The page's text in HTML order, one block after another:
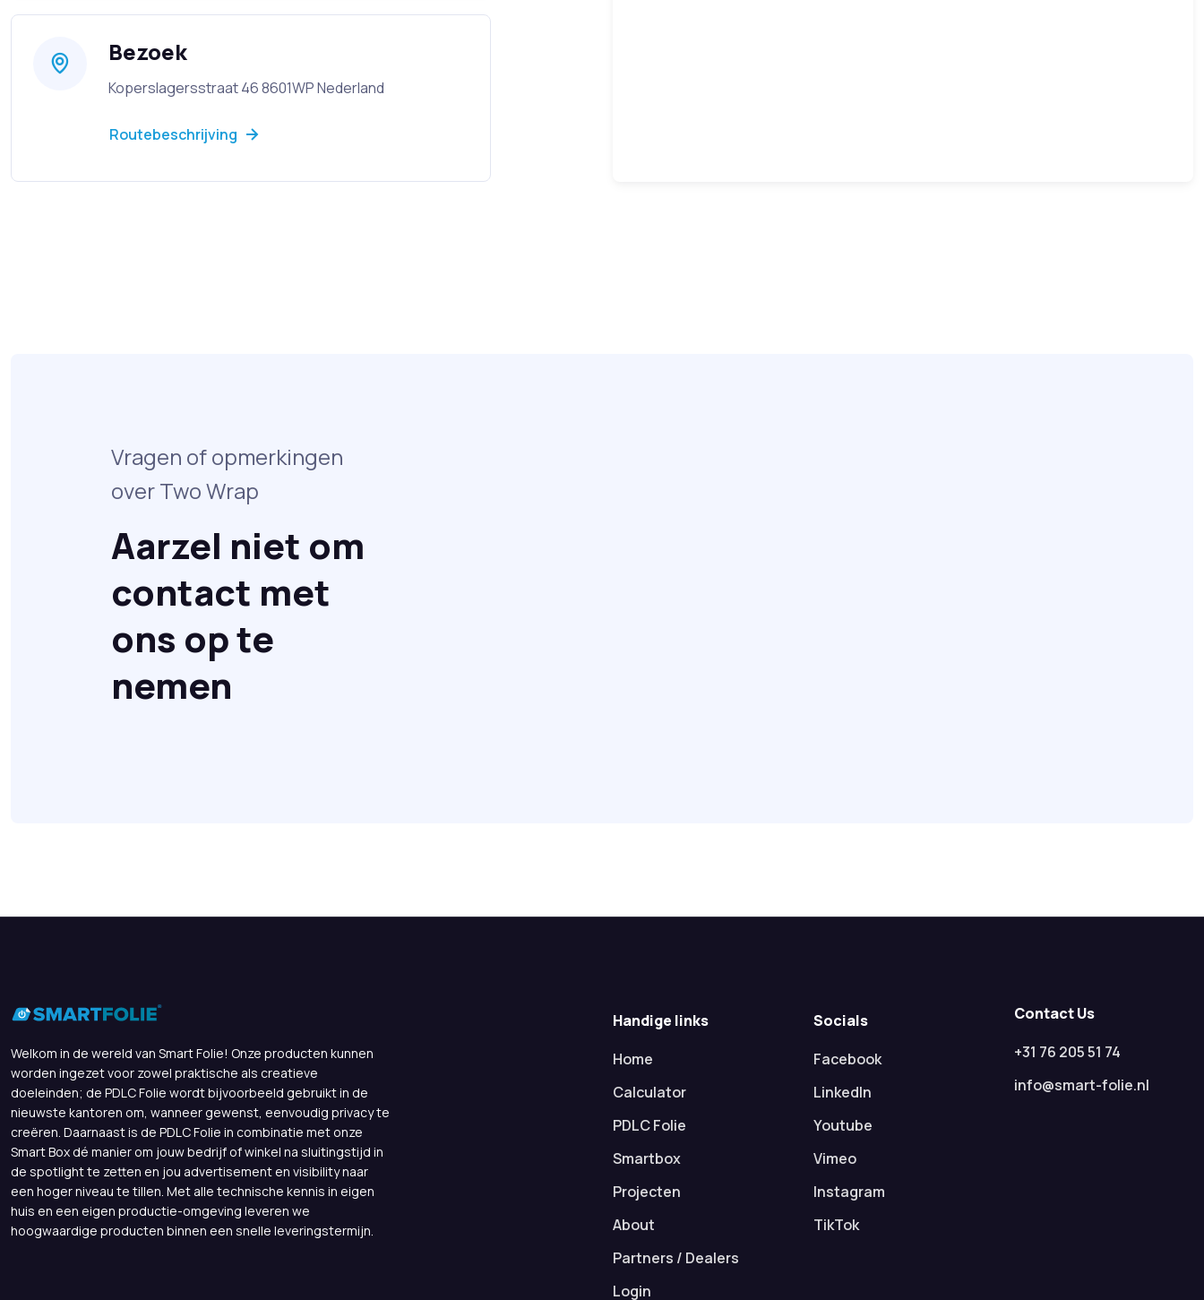
Bezoek
Koperslagersstraat 46 8601WP Nederland
Routebeschrijving
Vragen of opmerkingen
over Two Wrap
Aarzel niet om
contact met
ons op te
nemen
Welkom in de wereld van Smart Folie! Onze producten kunnen
worden ingezet voor zowel praktische als creatieve
doeleinden; de PDLC Folie wordt bijvoorbeeld gebruikt in de
nieuwste kantoren om, wanneer gewenst, eenvoudig privacy te
creëren. Daarnaast is de PDLC Folie in combinatie met onze
Smart Box dé manier om jouw bedrijf of winkel na sluitingstijd in
de spotlight te zetten en jou advertisement en visibility naar
een hoger niveau te tillen. Met alle technische kennis in eigen
huis en een eigen productie-omgeving leveren we
hoogwaardige producten binnen een snelle leveringstermijn.
Handige links
Home
Calculator
PDLC Folie
Smartbox
Projecten
About
Partners / Dealers
Login
Socials
Facebook
LinkedIn
Youtube
Vimeo
Instagram
TikTok
Contact Us
+31 76 205 51 74
info@smart-folie.nl